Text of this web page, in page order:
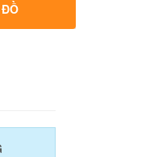
ĐỒ